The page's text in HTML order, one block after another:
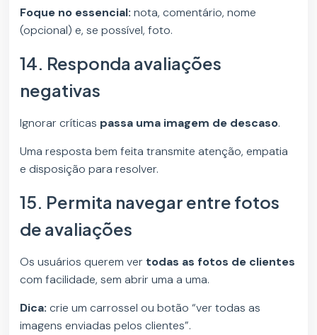
Foque no essencial: nota, comentário, nome
(opcional) e, se possível, foto.
14. Responda avaliações
negativas
Ignorar críticas passa uma imagem de descaso.
Uma resposta bem feita transmite atenção, empatia
e disposição para resolver.
15. Permita navegar entre fotos
de avaliações
Os usuários querem ver todas as fotos de clientes
com facilidade, sem abrir uma a uma.
Dica: crie um carrossel ou botão “ver todas as
imagens enviadas pelos clientes”.